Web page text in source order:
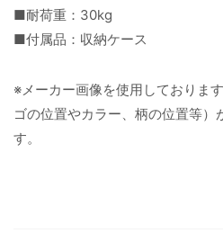
■耐荷重：30kg
■付属品：収納ケース
※メーカー画像を使用しておりま
ゴの位置やカラー、柄の位置等）
す。